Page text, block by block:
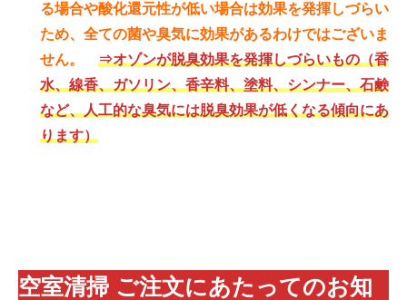
る場合や酸化還元性が低い場合は効果を発揮しづらい
ため、全ての菌や臭気に効果があるわけではございま
せん。 ⇒オゾンが脱臭効果を発揮しづらいもの（香
水、線香、ガソリン、香辛料、塗料、シンナー、石鹸
など、人工的な臭気には脱臭効果が低くなる傾向にあ
ります）
空室清掃 ご注文にあたってのお知